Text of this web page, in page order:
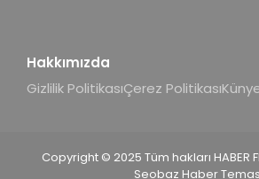
Hakkımızda
Gizlilik PolitikasıÇerez Politikası
Copyright © 2025 Tüm hakları HABER
Seobaz Haber